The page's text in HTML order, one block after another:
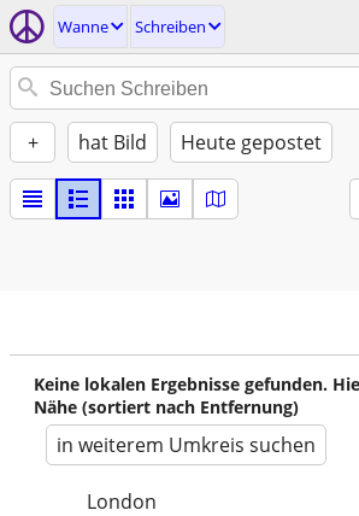
Wanne Schreiben
+ hat Bild Heute gepostet
Keine lokalen Ergebnisse gefunden.
Nähe (sortiert nach Entfernung)
in weiterem Umkreis suchen
London